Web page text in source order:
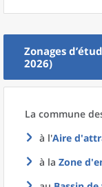
Zonages
2026)
La commune
à l'Aire
à la Zone